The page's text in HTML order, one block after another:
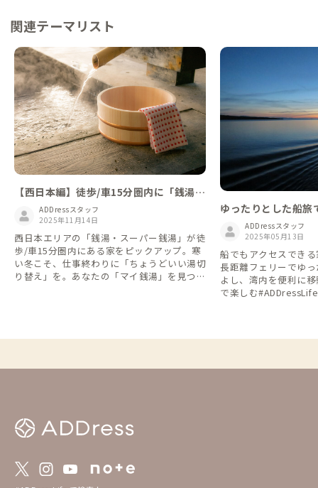
関連テーマリスト
【西日本編】徒歩/車15分圏内に「銭湯」
がある家ADDressスタッフ
2025年11月14日
西日本エリアの「銭湯・スーパー銭湯」が徒
歩/車15分圏内にある家をピックアップ。寒
い冬こそ、仕事終わりに「ちょうどいい湯切
り替え」を。あなたの「マイ銭湯」を見つけ
ゆったりとした船旅
ADDressスタッフ
2025年05月13日
船でもアクセスでき
長距離フェリーでゆ
よし、湾内を便利に
で楽しむ